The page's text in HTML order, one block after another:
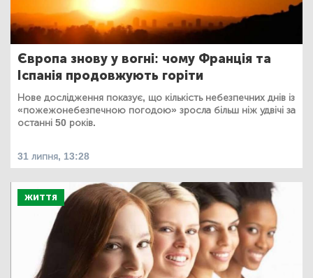
Європа знову у вогні: чому Франція та
Іспанія продовжують горіти
Нове дослідження показує, що кількість небезпечних днів із
«пожежонебезпечною погодою» зросла більш ніж удвічі за
останні 50 років.
31 липня, 13:28
ЖИТТЯ